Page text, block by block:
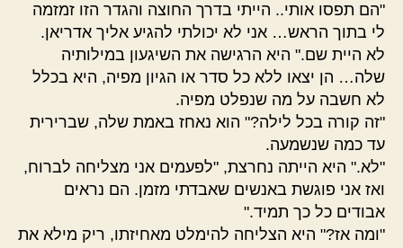
"הם תפסו אותי.. הייתי בדרך החוצה והגדר הזו זמזמה
לי בתוך הראש… אני לא יכולתי להגיע אליך אדריאן.
לא היית שם." היא הרגישה את השיגעון במילותיה
שלה… הן יצאו ללא כל סדר או הגיון מפיה, היא בכלל
לא חשבה על מה שנפלט מפיה.
"זה קורה בכל לילה?" הוא נאחז באמת שלה, שברירית
עד כמה שנשמעה.
"לא." היא הייתה נחרצת, "לפעמים אני מצליחה לברוח,
ואז אני פוגשת באנשים שאבדתי מזמן. הם נראים
אבודים כל כך תמיד."
"ומה אז?" היא הצליחה להימלט מאחיזתו, ריק מילא את